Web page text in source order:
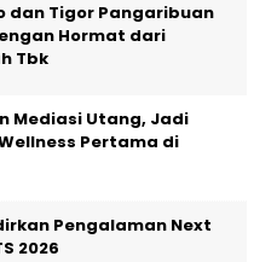
dan Tigor Pangaribuan
Hormat dari
Tbk
Mediasi Utang, Jadi
Pertama di
Pengalaman Next
2026